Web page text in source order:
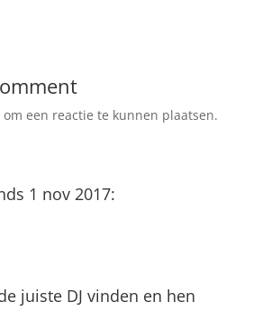
om een reactie te kunnen plaatsen.
1 nov 2017:
juiste DJ vinden en hen